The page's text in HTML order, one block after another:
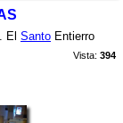
El Santo Entierro
Vista: 394